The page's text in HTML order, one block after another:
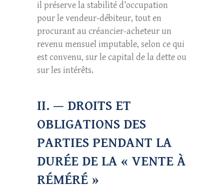
il préserve la stabilité d’occupation
pour le vendeur-débiteur, tout en
procurant au créancier-acheteur un
revenu mensuel imputable, selon ce qui
est convenu, sur le capital de la dette ou
sur les intérêts.
II. — DROITS ET
OBLIGATIONS DES
PARTIES PENDANT LA
DURÉE DE LA « VENTE À
RÉMÉRÉ »